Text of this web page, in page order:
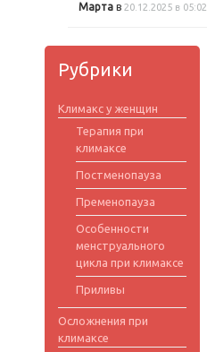
Марта в 20.12.2025 в 05:02
Рубрики
Климакс у женщин
Терапия при
климаксе
Постменопауза
Пременопауза
Особенности
менструального
цикла при климаксе
Приливы
Осложнения при
климаксе